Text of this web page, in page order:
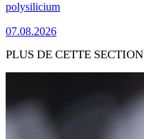
polysilicium
07.08.2026
PLUS DE CETTE SECTION